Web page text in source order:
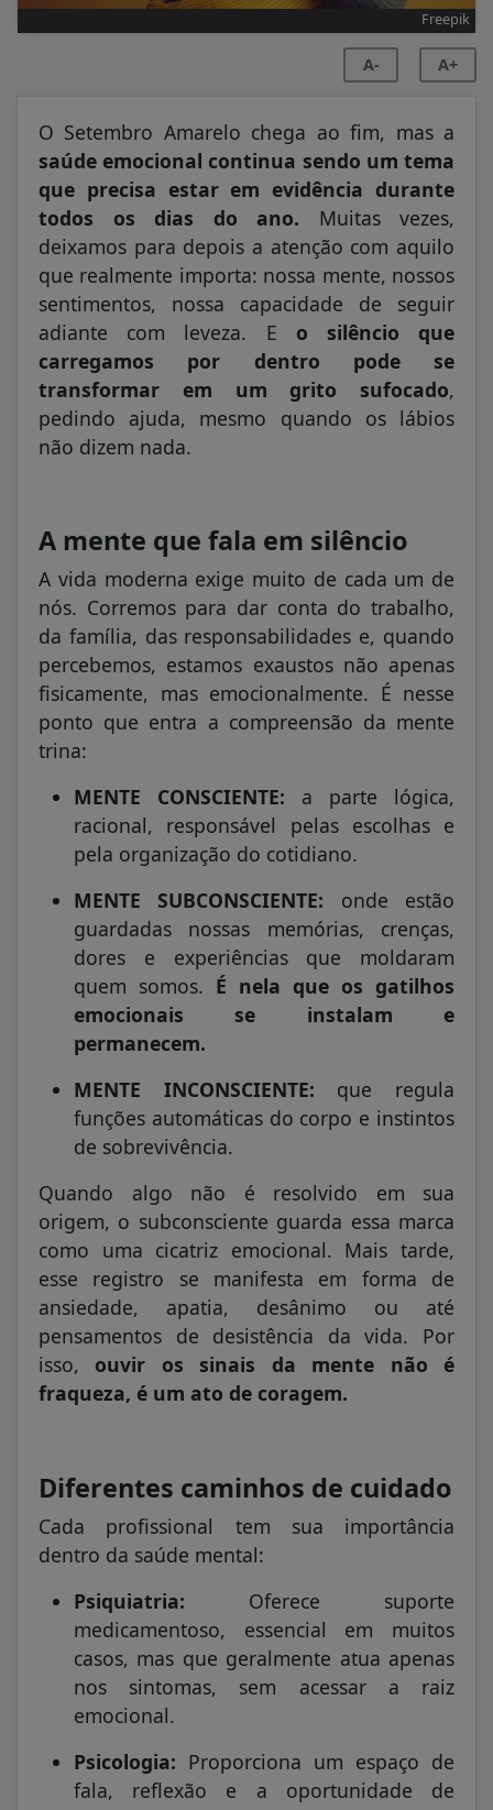
Freepik
A- A+
O Setembro Amarelo chega ao fim, mas a
saúde emocional continua sendo um tema
que precisa estar em evidência durante
todos os dias do ano. Muitas vezes,
deixamos para depois a atenção com aquilo
que realmente importa: nossa mente, nossos
sentimentos, nossa capacidade de seguir
adiante com leveza. E o silêncio que
carregamos por dentro pode se
transformar em um grito sufocado,
pedindo ajuda, mesmo quando os lábios
não dizem nada.
A mente que fala em silêncio
A vida moderna exige muito de cada um de
nós. Corremos para dar conta do trabalho,
da família, das responsabilidades e, quando
percebemos, estamos exaustos não apenas
fisicamente, mas emocionalmente. É nesse
ponto que entra a compreensão da mente
trina:
MENTE CONSCIENTE: a parte lógica,
racional, responsável pelas escolhas e
pela organização do cotidiano.
MENTE SUBCONSCIENTE: onde estão
guardadas nossas memórias, crenças,
dores e experiências que moldaram
quem somos. É nela que os gatilhos
emocionais se instalam e
permanecem.
MENTE INCONSCIENTE: que regula
funções automáticas do corpo e instintos
de sobrevivência.
Quando algo não é resolvido em sua
origem, o subconsciente guarda essa marca
como uma cicatriz emocional. Mais tarde,
esse registro se manifesta em forma de
ansiedade, apatia, desânimo ou até
pensamentos de desistência da vida. Por
isso, ouvir os sinais da mente não é
fraqueza, é um ato de coragem.
Diferentes caminhos de cuidado
Cada profissional tem sua importância
dentro da saúde mental:
Psiquiatria: Oferece suporte
medicamentoso, essencial em muitos
casos, mas que geralmente atua apenas
nos sintomas, sem acessar a raiz
emocional.
Psicologia: Proporciona um espaço de
fala, reflexão e a oportunidade de